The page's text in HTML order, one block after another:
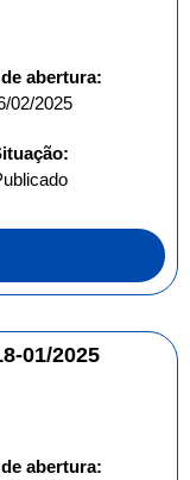
abertura:
02/2025
01/2025
abertura: